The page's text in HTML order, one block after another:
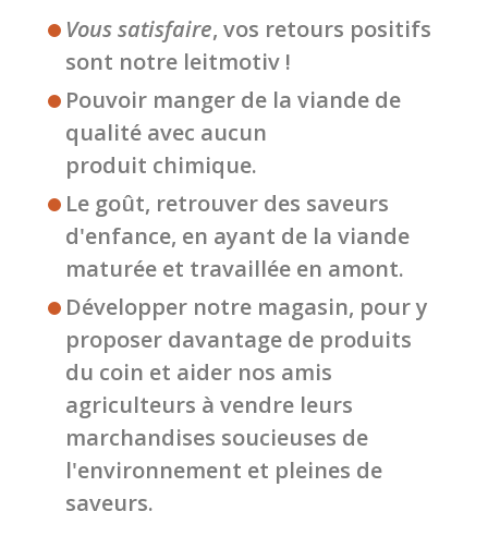
Vous satisfaire, vos retours positifs
sont notre leitmotiv !
Pouvoir manger de la viande de
qualité avec aucun
produit chimique.
Le goût, retrouver des saveurs
d'enfance, en ayant de la viande
maturée et travaillée en amont.
Développer notre magasin, pour y
proposer davantage de produits
du coin et aider nos amis
agriculteurs à vendre leurs
marchandises soucieuses de
l'environnement et pleines de
saveurs.